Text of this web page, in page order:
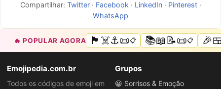
Compartilhar: Twitter· Facebook · LinkedIn· Pinterest·
WhatsApp
🔥 POPULAR AGORA 🏴‍☠️⚓📜📋 📚📖📝📜📋
Emojipedia.com.br
Todos os códigos de emoji em
Grupos
😀 Sorrisos & Emoção